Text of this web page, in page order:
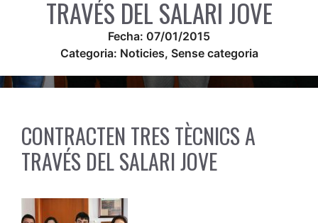
TRAVÉS DEL SALARI JOVE
Fecha: 07/01/2015
Categoria: Noticies, Sense categoria
CONTRACTEN TRES TÈCNICS A
TRAVÉS DEL SALARI JOVE